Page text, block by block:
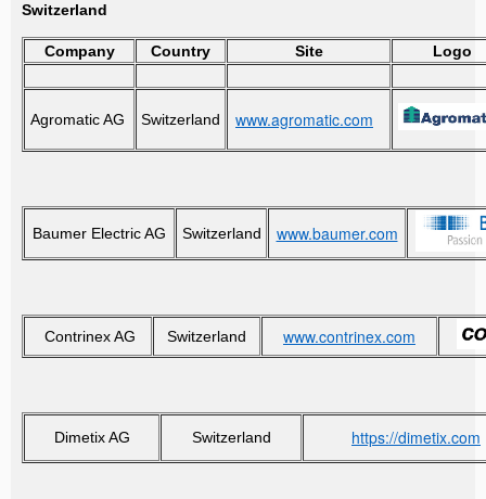
Switzerland
Company Country Site Logo
Agromatic AG Switzerland www.agromatic.com
Baumer Electric AG Switzerland www.baumer.com
Contrinex AG Switzerland www.contrinex.com
Dimetix AG Switzerland https://dimetix.com